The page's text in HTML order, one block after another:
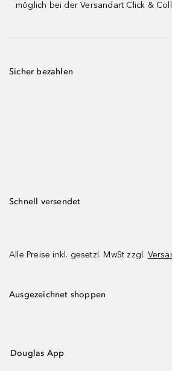
möglich bei der Versandart Click &
Sicher bezahlen
Schnell versendet
Alle Preise inkl. gesetzl. MwSt zzgl.
Ausgezeichnet shoppen
Douglas App